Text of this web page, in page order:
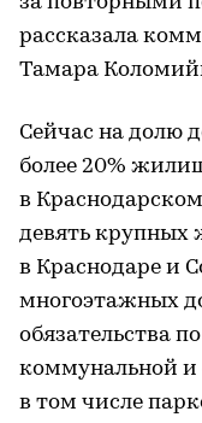
рассказала
Тамара
Сейчас на долю
более 20%
в
девять крупных
в Краснодаре и
многоэтажных
обязательства
коммунальной и
в том числе